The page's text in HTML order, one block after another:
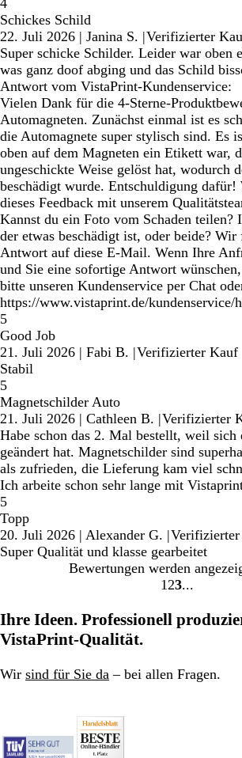
Schickes Schild
22. Juli 2026 | Janina S. |Verifizierter
Super schicke Schilder. Leider war oben
was ganz doof abging und das Schild
Antwort vom VistaPrint-Kundenservice:
Vielen Dank für die 4-Sterne-
Automagneten. Zunächst einmal ist es
die Automagnete super stylisch sind. Es
oben auf dem Magneten ein Etikett war,
ungeschickte Weise gelöst hat, wodurch
beschädigt wurde. Entschuldigung dafür!
dieses Feedback mit unserem
Kannst du ein Foto vom Schaden teilen?
der etwas beschädigt ist, oder beide?
Antwort auf diese E-Mail. Wenn Ihre
und Sie eine sofortige Antwort
bitte unseren Kundenservice per Chat
https://www.vistaprint.de/kundenservice/
5
Good Job
21. Juli 2026 | Fabi B. |Verifizierter Kauf
Stabil
5
Magnetschilder Auto
21. Juli 2026 | Cathleen B. |Verifizierter
Habe schon das 2. Mal bestellt, weil sich
geändert hat. Magnetschilder sind
als zufrieden, die Lieferung kam viel
Ich arbeite schon sehr lange mit
5
Topp
20. Juli 2026 | Alexander G. |
Super Qualität und klasse gearbeitet
Bewertungen werden
Gehe
Seite
1 Gehe
Seite
2 Gehe
Seite
3
Ihre Ideen. Professionell
VistaPrint-Qualität.
Wir sind für Sie da – bei allen Fragen.